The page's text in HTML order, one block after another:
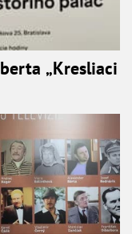
„Kresliaci